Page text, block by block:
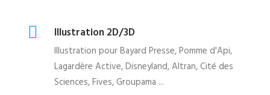
Illustration 2D/3D
Illustration pour Bayard Presse, Pomme d'Api,
Lagardère Active, Disneyland, Altran, Cité des
Sciences, Fives, Groupama ...